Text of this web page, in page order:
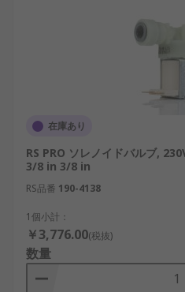
在庫あり
RS PRO ソレノイドバルブ,
3/8 in 3/8 in
RS品番 190-4138
1個小計：
￥3,776.00(税抜)
数量